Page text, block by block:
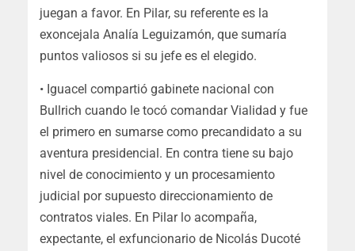
juegan a favor. En Pilar, su referente es la
exoncejala Analía Leguizamón, que sumaría
puntos valiosos si su jefe es el elegido.
• Iguacel compartió gabinete nacional con
Bullrich cuando le tocó comandar Vialidad y fue
el primero en sumarse como precandidato a su
aventura presidencial. En contra tiene su bajo
nivel de conocimiento y un procesamiento
judicial por supuesto direccionamiento de
contratos viales. En Pilar lo acompaña,
expectante, el exfuncionario de Nicolás Ducoté